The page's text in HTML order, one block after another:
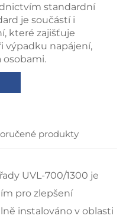
standardní
je součástí i
které zajišťuje
výpadku napájení,
osobami.
produkty
UVL-700/1300 je
pro zlepšení
instalováno v oblasti